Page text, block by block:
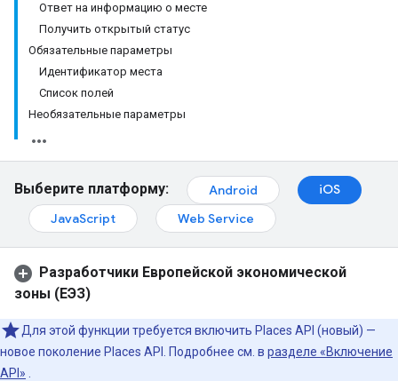
Ответ на информацию о месте
Получить открытый статус
Обязательные параметры
Идентификатор места
Список полей
Необязательные параметры
Выберите платформу: Android
iOS
JavaScript
Web Service
Разработчики Европейской экономической
зоны (ЕЭЗ)
Для этой функции требуется включить Places API (новый) —
новое поколение Places API. Подробнее см. в разделе «Включение
API»